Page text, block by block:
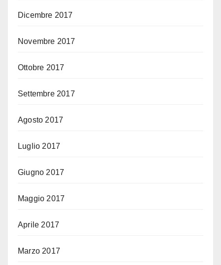
Dicembre 2017
Novembre 2017
Ottobre 2017
Settembre 2017
Agosto 2017
Luglio 2017
Giugno 2017
Maggio 2017
Aprile 2017
Marzo 2017